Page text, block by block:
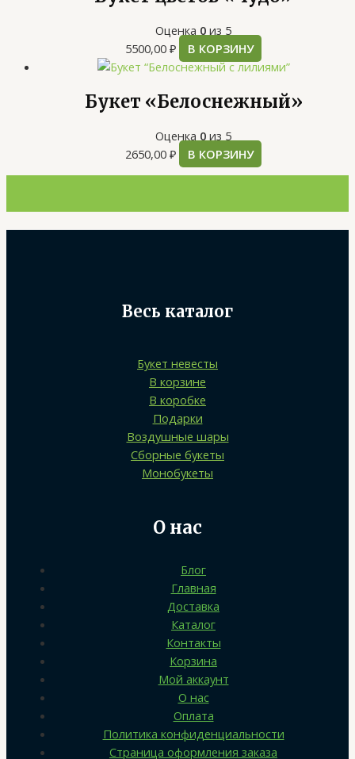
Оценка 0 из 5
5500,00 ₽ В КОРЗИНУ
Букет «Белоснежный»
Оценка 0 из 5
2650,00 ₽ В КОРЗИНУ
Весь каталог
Букет невесты
В корзине
В коробке
Подарки
Воздушные шары
Сборные букеты
Монобукеты
О нас
Блог
Главная
Доставка
Каталог
Контакты
Корзина
Мой аккаунт
О нас
Оплата
Политика конфиденциальности
Страница оформления заказа